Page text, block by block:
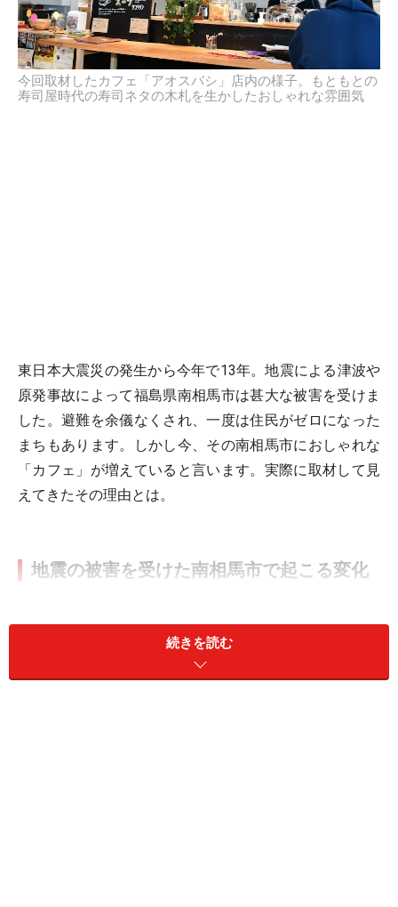
今回取材したカフェ「アオスバシ」店内の様子。もともとの
寿司屋時代の寿司ネタの木札を生かしたおしゃれな雰囲気
東日本大震災の発生から今年で13年。地震による津波や
原発事故によって福島県南相馬市は甚大な被害を受けま
した。避難を余儀なくされ、一度は住民がゼロになった
まちもあります。しかし今、その南相馬市におしゃれな
「カフェ」が増えていると言います。実際に取材して見
えてきたその理由とは。
地震の被害を受けた南相馬市で起こる変化
原町区の北泉海岸。サーファーにも人気でサーフィンの世界
続きを読む